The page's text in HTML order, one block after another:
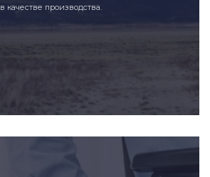
в качестве производства.